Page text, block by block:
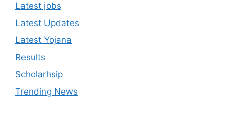
Latest jobs
Latest Updates
Latest Yojana
Results
Scholarhsip
Trending News